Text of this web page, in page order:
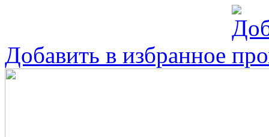
Добавить в избранное